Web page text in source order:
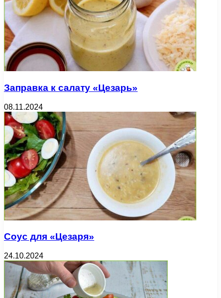
Заправка к салату «Цезарь»
08.11.2024
Соус для «Цезаря»
24.10.2024